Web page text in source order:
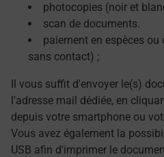
photocopies (noir et
scan de documents.
paiement en espèces
sans contact) ;
Il vous suffit d'envoyer le(s)
l'adresse mail dédiée, en
depuis votre smartphone ou
Vous avez également la
USB afin d'imprimer le